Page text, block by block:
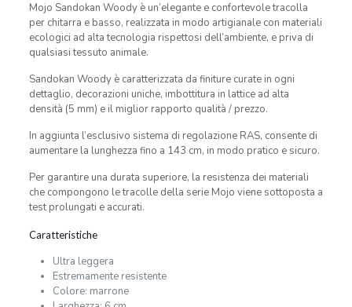
Mojo Sandokan Woody è un’elegante e confortevole tracolla
per chitarra e basso, realizzata in modo artigianale con materiali
ecologici ad alta tecnologia rispettosi dell’ambiente, e priva di
qualsiasi tessuto animale.
Sandokan Woody è caratterizzata da finiture curate in ogni
dettaglio, decorazioni uniche, imbottitura in lattice ad alta
densità (5 mm) e il miglior rapporto qualità / prezzo.
In aggiunta l’esclusivo sistema di regolazione RAS, consente di
aumentare la lunghezza fino a 143 cm, in modo pratico e sicuro.
Per garantire una durata superiore, la resistenza dei materiali
che compongono le tracolle della serie Mojo viene sottoposta a
test prolungati e accurati.
Caratteristiche
Ultra leggera
Estremamente resistente
Colore: marrone